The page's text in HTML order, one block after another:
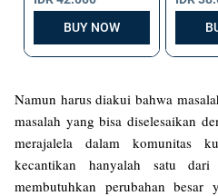
Namun harus diakui bahwa
masalah yang bisa diselesaikan
merajalela dalam komunitas
kecantikan hanyalah satu
membutuhkan perubahan besar